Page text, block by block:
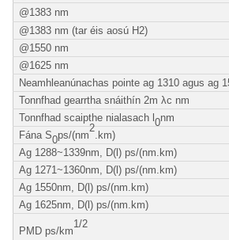
@1383 nm
@1383 nm (tar éis aosú H2)
@1550 nm
@1625 nm
Neamhleanúnachas pointe ag 1310 agus ag
Tonnfhad gearrtha snáithín 2m λc nm
Tonnfhad scaipthe nialasach l 0nm
Fána S0ps/(nm
2
.km)
Ag 1288~1339nm, D(l) ps/(nm.km)
Ag 1271~1360nm, D(l) ps/(nm.km)
Ag 1550nm, D(l) ps/(nm.km)
Ag 1625nm, D(l) ps/(nm.km)
PMD ps/km
1/2